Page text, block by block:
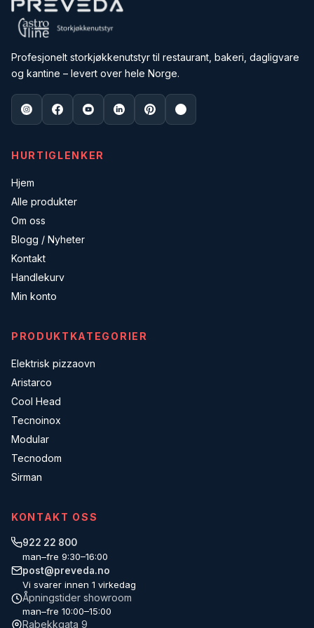
Profesjonelt storkjøkkenutstyr til restaurant, bakeri, dagligvare
og kantine – levert over hele Norge.
HURTIGLENKER
Hjem
Alle produkter
Om oss
Blogg / Nyheter
Kontakt
Handlekurv
Min konto
PRODUKTKATEGORIER
Elektrisk pizzaovn
Aristarco
Cool Head
Tecnoinox
Modular
Tecnodom
Sirman
KONTAKT OSS
922 22 800
man–fre 9:30–16:00
post@preveda.no
Vi svarer innen 1 virkedag
Åpningstider showroom
man–fre 10:00–15:00
Rabekkgata 9